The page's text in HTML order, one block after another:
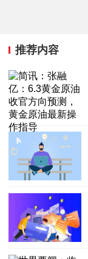
推荐内容